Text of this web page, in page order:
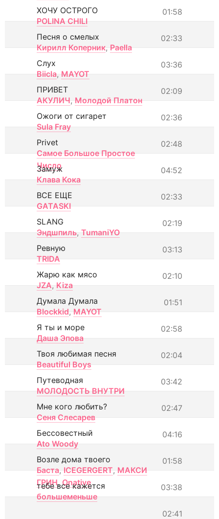
01:58
ХОЧУ ОСТРОГО
POLINA CHILI
02:33
Песня о смелых
Кирилл Коперник, Paella
03:36
Слух
Biicla, MAYOT
02:09
ПРИВЕТ
АКУЛИЧ, Молодой Платон
02:36
Ожоги от сигарет
Sula Fray
02:48
Privet
Самое Большое Простое
Число
04:52
Замуж
Клава Кока
02:33
ВСЕ ЕЩЕ
GATASKI
02:19
SLANG
Эндшпиль, TumaniYO
03:13
Ревную
TRIDA
02:10
Жарю как мясо
JZA, Kiza
01:51
Думала Думала
Blockkid, MAYOT
02:58
Я ты и море
Даша Эпова
02:04
Твоя любимая песня
Beautiful Boys
03:42
Путеводная
МОЛОДОСТЬ ВНУТРИ
02:47
Мне кого любить?
Сеня Слесарев
04:16
Бессовестный
Ato Woody
01:58
Возле дома твоего
Баста, ICEGERGERT, МАКСИ
ГРИН, Onative 03:38
тебе все кажется
большеменьше
02:41